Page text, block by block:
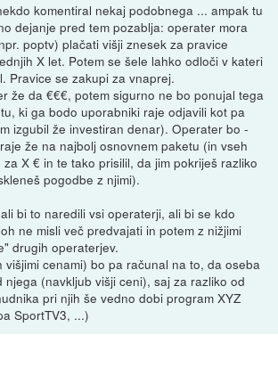
komentiral nekaj podobnega ... ampak tu
dejanje pred tem pozablja: operater mora
poptv) plačati višji znesek za pravice
X let. Potem se šele lahko odloči v kateri
Pravice se zakupi za vnaprej.
že da €€€, potem sigurno ne bo ponujal tega
ki ga bodo uporabniki raje odjavili kot pa
izgubil že investiran denar). Operater bo -
že na najbolj osnovnem paketu (in vseh
X € in te tako prisilil, da jim pokriješ razliko
pogodbe z njimi).
bi to naredili vsi operaterji, ali bi se kdo
ne misli več predvajati in potem z nižjimi
drugih operaterjev.
cenami) bo pa računal na to, da oseba
njega (navkljub višji ceni), saj za razliko od
pri njih še vedno dobi program XYZ
SportTV3, ...)